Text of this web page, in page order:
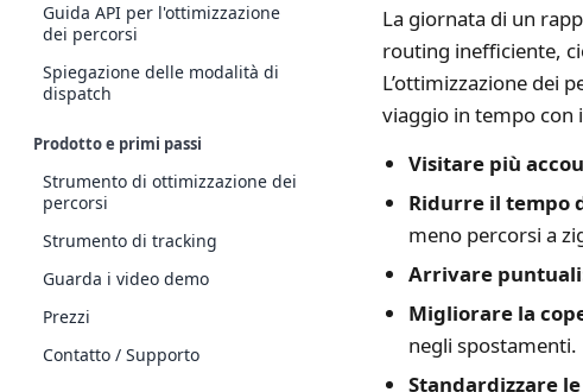
Guida API per l'ottimizzazione
dei percorsi
Spiegazione delle modalità di
dispatch
Prodotto e primi passi
Strumento di ottimizzazione dei
percorsi
Strumento di tracking
Guarda i video demo
Prezzi
Contatto / Supporto
La giornata di un
routing inefficiente,
L’ottimizzazione dei
viaggio in tempo con
Visitare più
Ridurre il tempo
meno percorsi a
Arrivare
Migliorare la
negli spostamenti.
Standardizzare